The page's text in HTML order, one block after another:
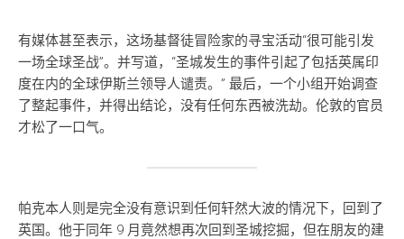
有媒体甚至表示，这场基督徒冒险家的寻宝活动“很可能引发
一场全球圣战”。并写道，“圣城发生的事件引起了包括英属印
度在内的全球伊斯兰领导人谴责。” 最后，一个小组开始调查
了整起事件，并得出结论，没有任何东西被洗劫。伦敦的官员
才松了一口气。
帕克本人则是完全没有意识到任何轩然大波的情况下，回到了
英国。他于同年 9 月竟然想再次回到圣城挖掘，但在朋友的建